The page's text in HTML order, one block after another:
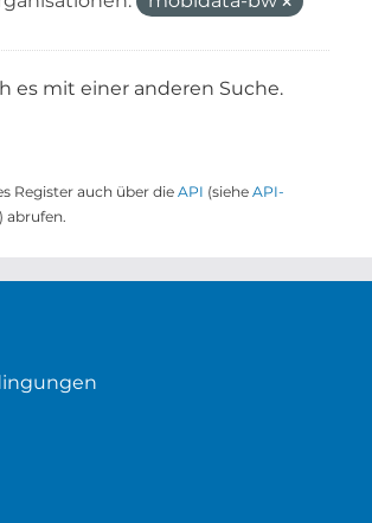
es mit einer anderen Suche.
Register auch über die API (siehe API-
) abrufen.